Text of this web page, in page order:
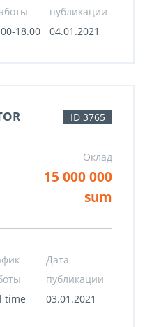
публикации
18.00 04.01.2021
ID 3765
Оклад
15 000 000
sum
Дата
публикации
time 03.01.2021